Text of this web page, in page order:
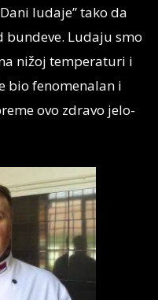
ludaje” tako da
Ludaju smo
nižoj temperaturi i
bio fenomenalan i
ovo zdravo jelo-